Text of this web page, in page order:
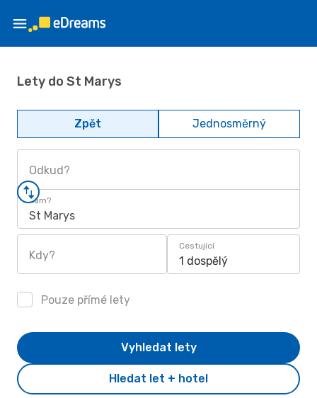
Lety do St Marys
Zpět Jednosměrný
Odkud?
Kam?
St Marys
Kdy?
Cestující
1 dospělý
Pouze přímé lety
Hledat let + hotel
Vyhledat lety